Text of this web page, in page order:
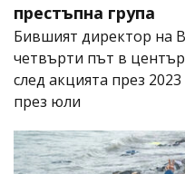
престъпна група
Бившият директор на
четвърти път в
след акцията през
през юли